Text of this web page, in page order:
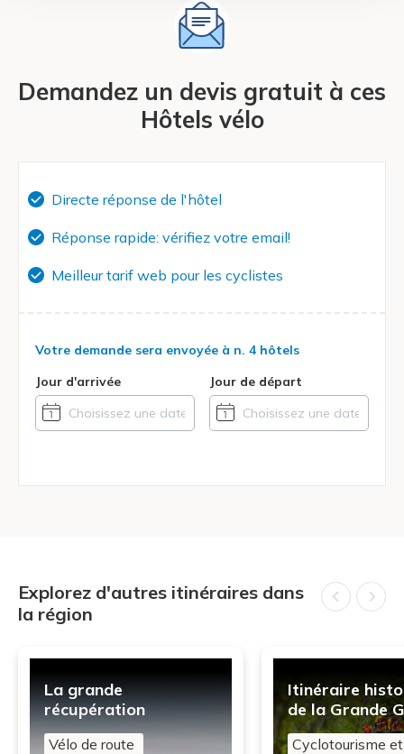
Demandez un devis gratuit à ces
Hôtels vélo
Directe réponse de l'hôtel
Réponse rapide: vérifiez votre email!
Meilleur tarif web pour les cyclistes
Votre demande sera envoyée à n. 4 hôtels
Jour d'arrivée
Jour de départ
Explorez d'autres itinéraires dans
la région
La grande
récupération
Vélo de route
Itinéraire
de la Grande
Cyclotourisme